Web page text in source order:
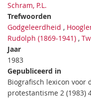
Schram, P.L.
Trefwoorden
Godgeleerdheid ,
Rudolph (1869-1941) ,
Jaar
1983
Gepubliceerd in
Biografisch lexicon voor
protestantisme 2 (1983)